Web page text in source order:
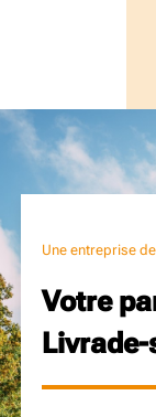
Une entreprise
Votre